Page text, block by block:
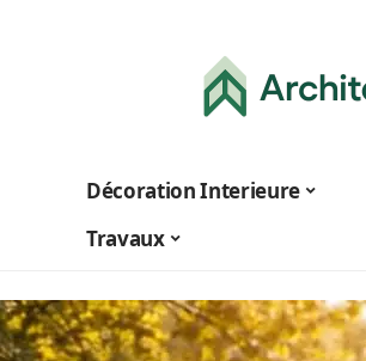
Décoration Interieure
Travaux